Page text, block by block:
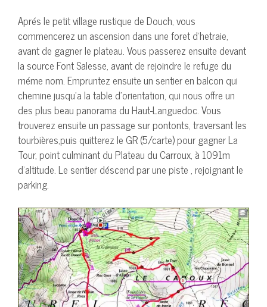
Aprés le petit village rustique de Douch, vous
commencerez un ascension dans une foret d’hetraie,
avant de gagner le plateau. Vous passerez ensuite devant
la source Font Salesse, avant de rejoindre le refuge du
méme nom. Empruntez ensuite un sentier en balcon qui
chemine jusqu’a la table d’orientation, qui nous offre un
des plus beau panorama du Haut-Languedoc. Vous
trouverez ensuite un passage sur pontonts, traversant les
tourbières,puis quitterez le GR (5/carte) pour gagner La
Tour, point culminant du Plateau du Carroux, à 1091m
d’altitude. Le sentier déscend par une piste , rejoignant le
parking.